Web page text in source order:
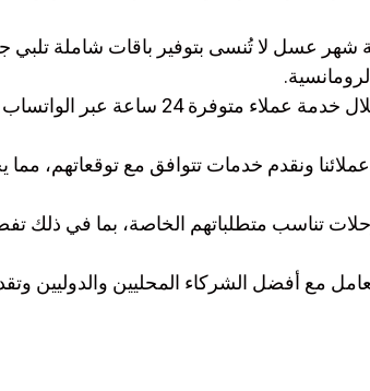
عسل لا تُنسى بتوفير باقات شاملة تلبي
: نضمن تواصلكم معنا في أي وقت من خلال خدمة
ونقدم خدمات تتوافق مع توقعاتهم، مما
تناسب متطلباتهم الخاصة، بما في ذلك
مع أفضل الشركاء المحليين والدوليين